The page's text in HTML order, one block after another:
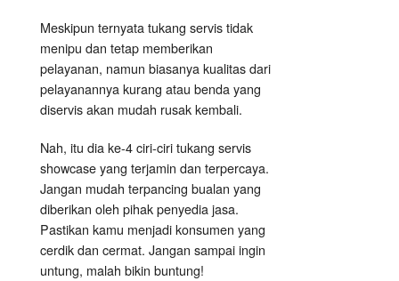
Meskipun ternyata tukang servis tidak
menipu dan tetap memberikan
pelayanan, namun biasanya kualitas dari
pelayanannya kurang atau benda yang
diservis akan mudah rusak kembali.
Nah, itu dia ke-4 ciri-ciri tukang servis
showcase yang terjamin dan terpercaya.
Jangan mudah terpancing bualan yang
diberikan oleh pihak penyedia jasa.
Pastikan kamu menjadi konsumen yang
cerdik dan cermat. Jangan sampai ingin
untung, malah bikin buntung!